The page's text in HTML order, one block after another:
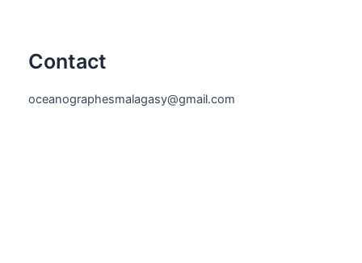
Contact
oceanographesmalagasy@gmail.com